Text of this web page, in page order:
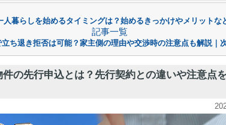
暮らしを始めるタイミングは？始めるきっかけやメリットな
記事一覧
立ち退き拒否は可能？家主側の理由や交渉時の注意点も解説｜
件の先行申込とは？先行契約との違いや注意点